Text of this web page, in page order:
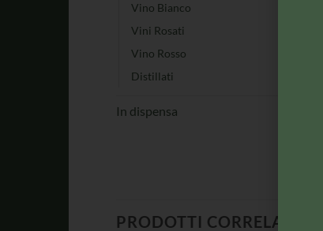
Vino Bianco
Vini Rosati
Vino Rosso
Distillati
In dispensa
PRODOTTI CORRELATI